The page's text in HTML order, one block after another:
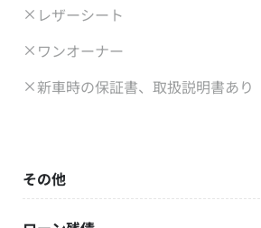
レザーシート
ワンオーナー
新車時の保証書、取扱説明書あり
その他